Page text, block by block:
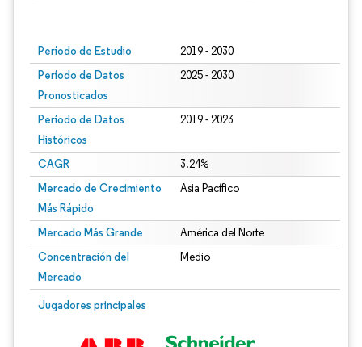
Período de Estudio 2019 - 2030
Período de Datos
Pronosticados
2025 - 2030
Período de Datos
Históricos
2019 - 2023
CAGR 3.24%
Mercado de Crecimiento
Más Rápido
Asia Pacífico
Mercado Más Grande América del Norte
Concentración del
Mercado
Medio
Jugadores principales